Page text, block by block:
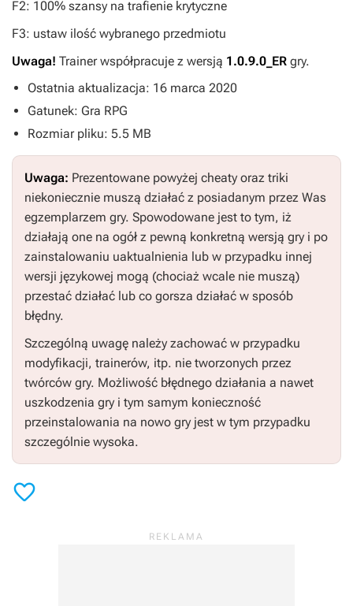
F2: 100% szansy na trafienie krytyczne
F3: ustaw ilość wybranego przedmiotu
Uwaga! Trainer współpracuje z wersją 1.0.9.0_ER gry.
Ostatnia aktualizacja: 16 marca 2020
Gatunek: Gra RPG
Rozmiar pliku: 5.5 MB
Uwaga: Prezentowane powyżej cheaty oraz triki
niekoniecznie muszą działać z posiadanym przez Was
egzemplarzem gry. Spowodowane jest to tym, iż
działają one na ogół z pewną konkretną wersją gry i po
zainstalowaniu uaktualnienia lub w przypadku innej
wersji językowej mogą (chociaż wcale nie muszą)
przestać działać lub co gorsza działać w sposób
błędny.
Szczególną uwagę należy zachować w przypadku
modyfikacji, trainerów, itp. nie tworzonych przez
twórców gry. Możliwość błędnego działania a nawet
uszkodzenia gry i tym samym konieczność
przeinstalowania na nowo gry jest w tym przypadku
szczególnie wysoka.
